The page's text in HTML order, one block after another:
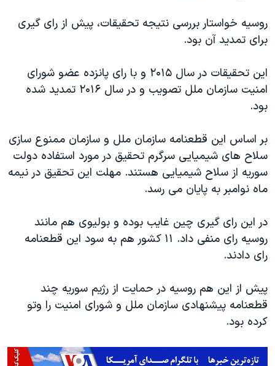
اعتراضات مردمی آبان ۹۸
نرگس محمدی برنده جایزه نوبل صلح
همایش محافظه‌کاران آمریکا «سی‌پک»
سفر پرزیدنت ترامپ به چین
روسیه خواستار بررسی نتیجه تحقیقات، پیش از رای گیری
برای تمدید آن بود.
این تحقیقات در سال ۲۰۱۵ و با رای پانزده عضو شورای
امنیت سازمان ملل تصویب و در سال ۲۰۱۶ تمدید شده
بود.
بر اساس این قطعنامه سازمان ملل و سازمان ممنوع سازی
سلاح های شیمیایی سرگرم تحقیق در مورد استفاده دولت
سوریه از سلاح شیمیایی هستند. مهلت این تحقیق در نیمه
ماه نوامبر به پایان می رسد.
در این رای گیری چین غایب بوده و بولیوی هم مانند
روسیه رای منفی داد. ۱۱ کشور هم به سود این قطعنامه
رای دادند.
پیش از این هم روسیه در حمایت از رژیم سوریه چند
قطعنامه پیشنهادی سازمان ملل و شورای امنیت را وتو
کرده بود.